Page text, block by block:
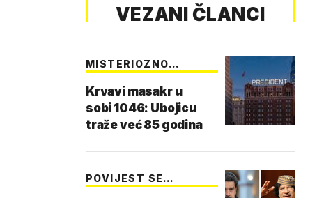
VEZANI ČLANCI
MISTERIOZNO
Krvavi masakr u
sobi 1046: Ubojicu
traže već 85 godina
POVIJEST SE